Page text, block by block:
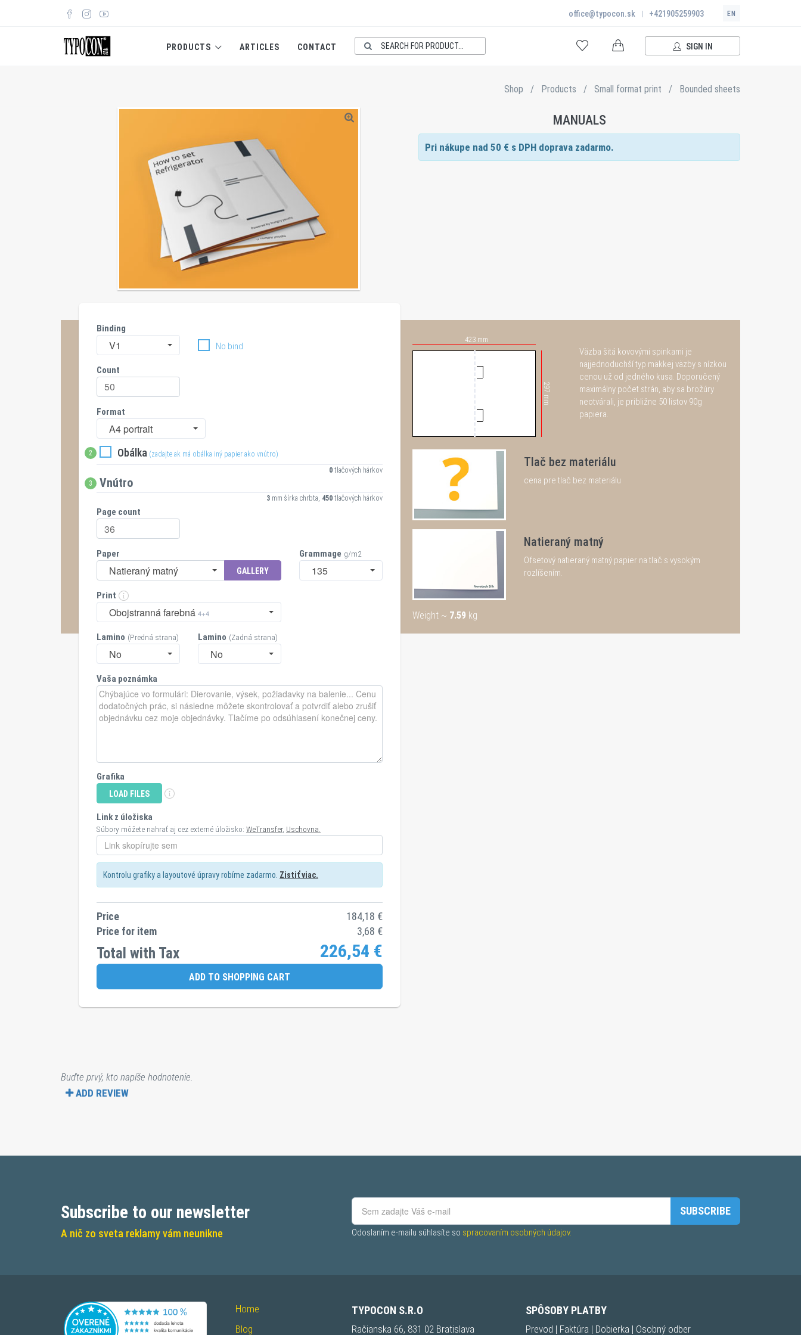
office@typocon.sk | +421905259903 EN
PRODUCTS ARTICLES CONTACT SIGN IN
Shop / Products / Small format print / Bounded sheets
MANUALS
Pri nákupe nad 50 € s DPH doprava zadarmo.
Binding
V1 No bind
Count
Format
A4 portrait
2 Obálka (zadajte ak má obálka iný papier ako vnútro)
0 tlačových hárkov
3
Vnútro
3 mm šírka chrbta, 450 tlačových hárkov
Page count
Paper
Natieraný matný GALLERY
Grammage g/m2
135
Print
Obojstranná farebná 4+4
Lamino (Predná strana)
No
Lamino (Zadná strana)
No
Vaša poznámka
Grafika
LOAD FILES
Link z úložiska
Súbory môžete nahrať aj cez externé úložisko: WeTransfer, Uschovna.
Kontrolu grafiky a layoutové úpravy robíme zadarmo. Zistiť viac.
Price 184,18 €
Price for item
3,68 €
Total with Tax 226,54 €
ADD TO SHOPPING CART
423 mm
297 mm
Väzba šitá kovovými spinkami je
najjednoduchší typ mäkkej väzby s nízkou
cenou už od jedného kusa. Doporučený
maximálny počet strán, aby sa brožúry
neotvárali, je približne 50 listov 90g
papiera.
Tlač bez materiálu
cena pre tlač bez materiálu
Natieraný matný
Ofsetový natieraný matný papier na tlač s vysokým
rozlíšením.
Weight ~ 7.59 kg
Buďte prvý, kto napíše hodnotenie.
ADD REVIEW
Subscribe to our newsletter
A nič zo sveta reklamy vám neunikne
SUBSCRIBE
Odoslaním e-mailu súhlasíte so spracovaním osobných údajov.
Home
Blog
TYPOCON S.R.O
Račianska 66, 831 02 Bratislava
SPÔSOBY PLATBY
Prevod | Faktúra | Dobierka | Osobný odber